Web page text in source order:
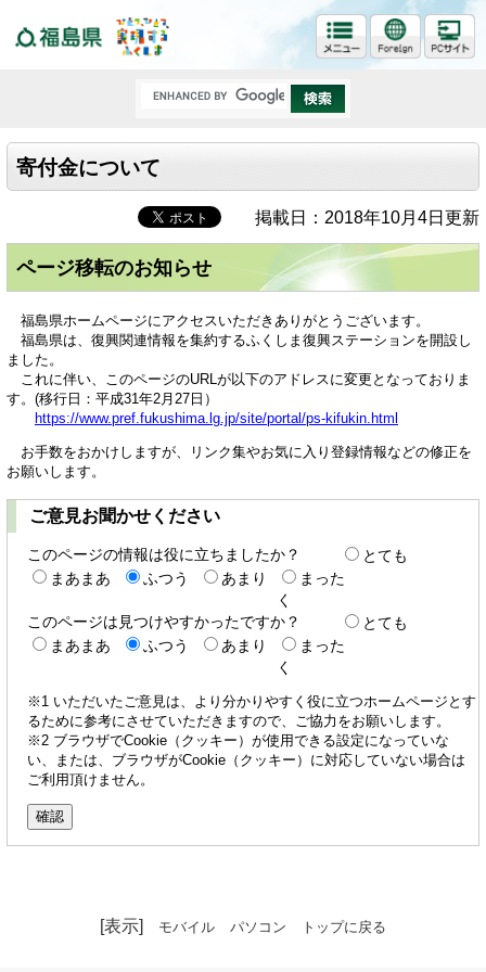
寄付金について
掲載日：2018年10月4日更新
ページ移転のお知らせ
福島県ホームページにアクセスいただきありがとうございます。
福島県は、復興関連情報を集約するふくしま復興ステーションを開設し
ました。
これに伴い、このページのURLが以下のアドレスに変更となっておりま
す。(移行日：平成31年2月27日）
https://www.pref.fukushima.lg.jp/site/portal/ps-kifukin.html
お手数をおかけしますが、リンク集やお気に入り登録情報などの修正を
お願いします。
ご意見お聞かせください
このページの情報は役に立ちましたか？
とても
まあまあ
ふつう あまり
まった
く
このページは見つけやすかったですか？
とても
まあまあ
ふつう あまり
まった
く
※1 いただいたご意見は、より分かりやすく役に立つホームページとす
るために参考にさせていただきますので、ご協力をお願いします。
※2 ブラウザでCookie（クッキー）が使用できる設定になっていな
い、または、ブラウザがCookie（クッキー）に対応していない場合は
ご利用頂けません。
[表示] モバイル パソコン トップに戻る